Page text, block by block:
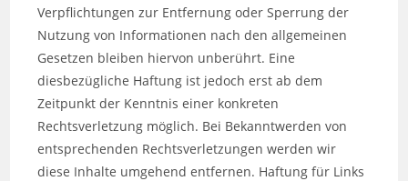
Verpflichtungen zur Entfernung oder Sperrung der
Nutzung von Informationen nach den allgemeinen
Gesetzen bleiben hiervon unberührt. Eine
diesbezügliche Haftung ist jedoch erst ab dem
Zeitpunkt der Kenntnis einer konkreten
Rechtsverletzung möglich. Bei Bekanntwerden von
entsprechenden Rechtsverletzungen werden wir
diese Inhalte umgehend entfernen. Haftung für Links